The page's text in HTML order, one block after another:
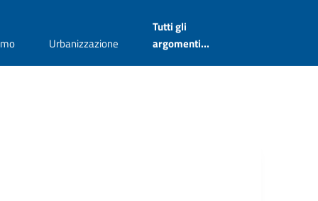
Urbanizzazione
Tutti gli
argomenti...